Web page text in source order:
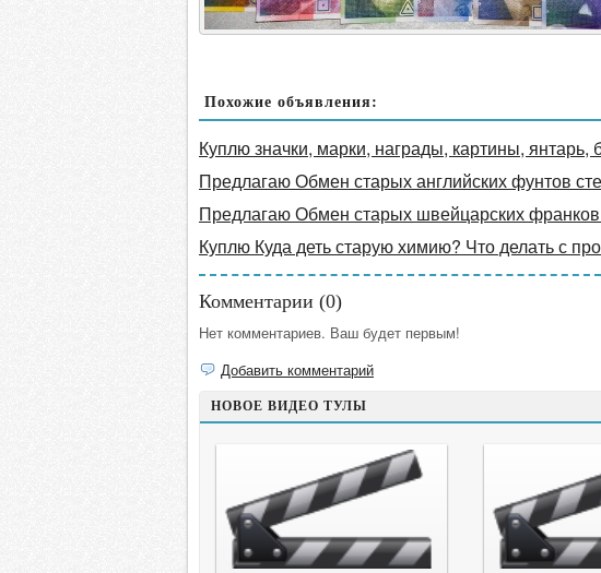
Похожие объявления:
Куплю значки, марки, награды, картины,
Предлагаю Обмен старых английских фунтов
Предлагаю Обмен старых швейцарских
Куплю Куда деть старую химию? Что делать с
Комментарии (0)
Нет комментариев. Ваш будет первым!
Добавить комментарий
НОВОЕ ВИДЕО ТУЛЫ